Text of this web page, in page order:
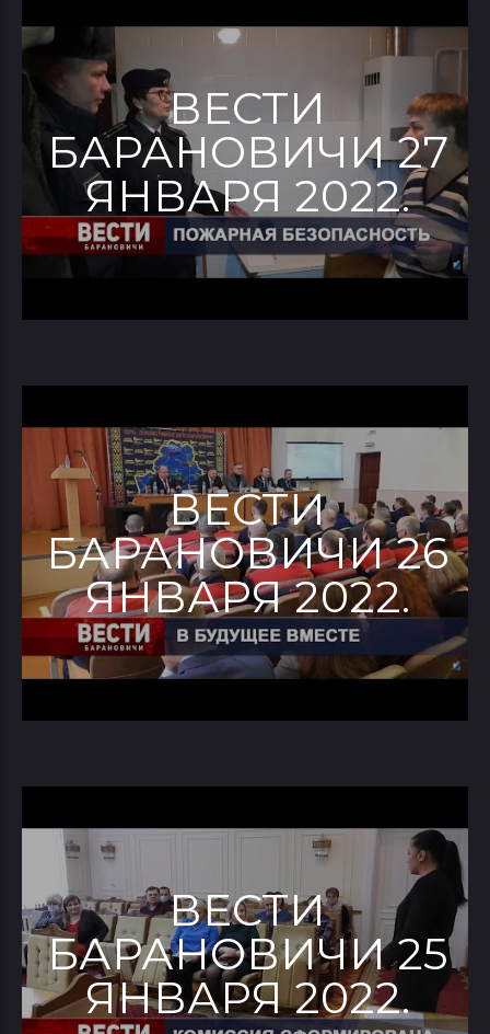
ВЕСТИ
БАРАНОВИЧИ 27
ЯНВАРЯ 2022.
ВЕСТИ
БАРАНОВИЧИ 26
ЯНВАРЯ 2022.
ВЕСТИ
БАРАНОВИЧИ 25
ЯНВАРЯ 2022.